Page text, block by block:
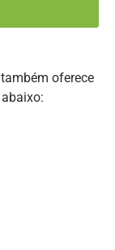
oferece